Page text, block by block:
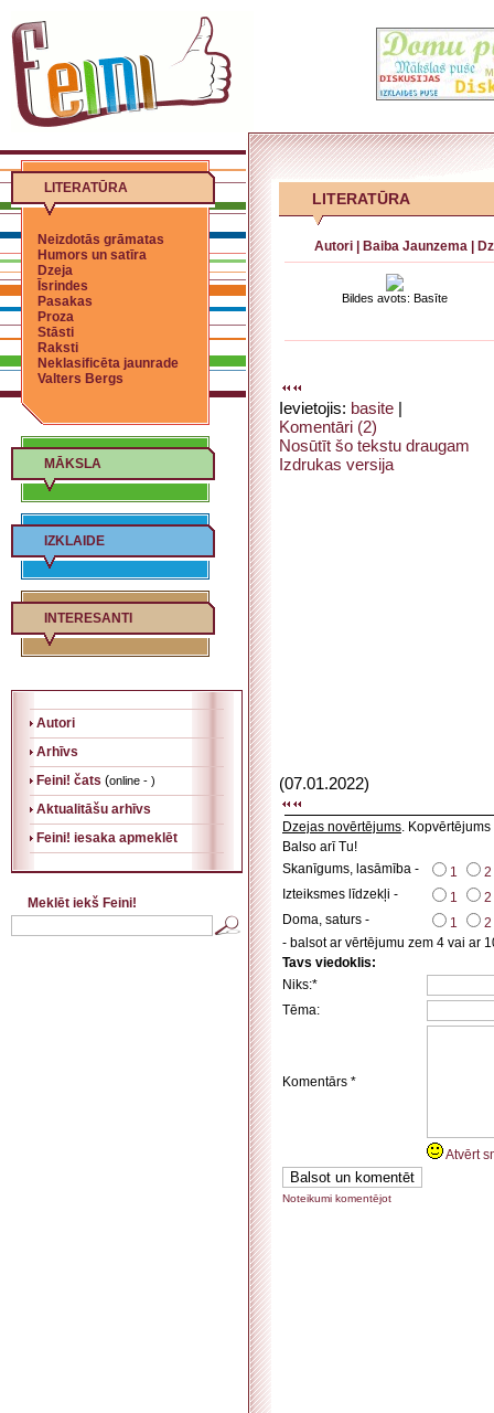
LITERATŪRA
Neizdotās grāmatas
Humors un satīra
Dzeja
Īsrindes
Pasakas
Proza
Stāsti
Raksti
Neklasificēta jaunrade
Valters Bergs
MĀKSLA
IZKLAIDE
INTERESANTI
Autori
Arhīvs
Feini! čats (online - )
Aktualitāšu arhīvs
Feini! iesaka apmeklēt
Meklēt iekš Feini!
LITERATŪRA
Autori Baiba Jaunzema
Bildes avots: Basīte
Ievietojis: basite |
Komentāri (2)
Nosūtīt šo tekstu draugam
Izdrukas versija
(07.01.2022)
Dzejas novērtējums.
Balso arī Tu!
Skanīgums, lasāmība -
1
2
Izteiksmes līdzekļi -
1
2
Doma, saturs -
1
2
- balsot ar vērtējumu zem 4 vai ar
Tavs viedoklis:
Niks:*
Tēma:
Komentārs *
Atvērt
Noteikumi komentējot